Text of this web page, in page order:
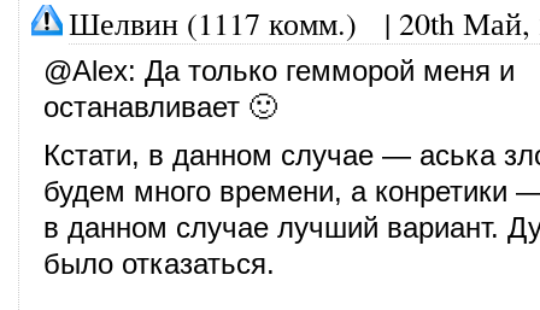
Шелвин (1117 комм.) | 20th Май,
@Alex: Да только гемморой меня и
останавливает 🙂
Кстати, в данном случае — аська
будем много времени, а конретики
в данном случае лучший вариант.
было отказаться.